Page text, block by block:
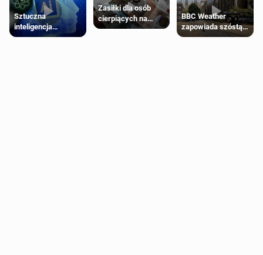
Sztuczna
inteligencja
próbowała oszukać
Zasiłki dla osób
cierpiących na
schorzenia
BBC Weather
zapowiada szóstą
falę upałów w